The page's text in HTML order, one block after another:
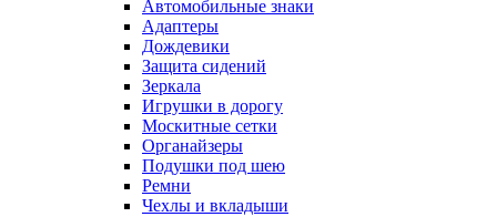
Автомобильные знаки
Адаптеры
Дождевики
Защита сидений
Зеркала
Игрушки в дорогу
Москитные сетки
Органайзеры
Подушки под шею
Ремни
Чехлы и вкладыши